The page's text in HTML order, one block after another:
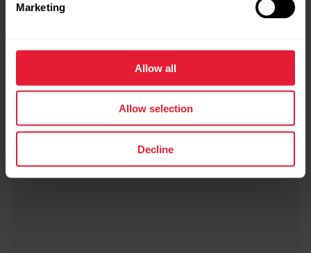
Marketing
Allow all
Allow selection
Decline